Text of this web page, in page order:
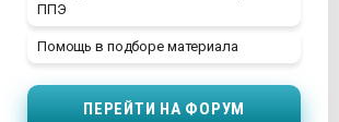
ППЭ
Помощь в подборе материала
ПЕРЕЙТИ НА ФОРУМ